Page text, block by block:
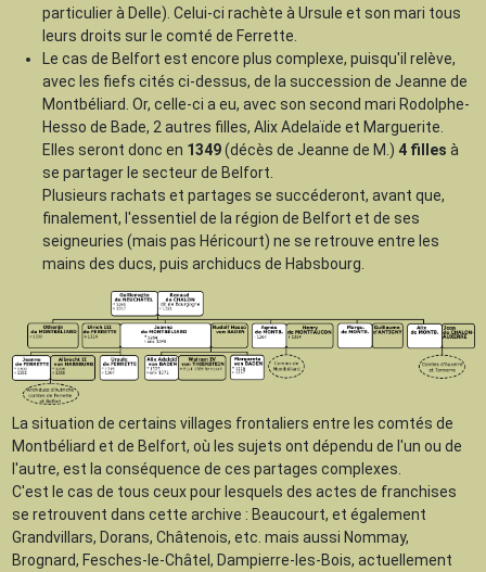
particulier à Delle). Celui-ci rachète à Ursule et son mari tous
leurs droits sur le comté de Ferrette.
Le cas de Belfort est encore plus complexe, puisqu'il relève,
avec les fiefs cités ci-dessus, de la succession de Jeanne de
Montbéliard. Or, celle-ci a eu, avec son second mari Rodolphe-
Hesso de Bade, 2 autres filles, Alix Adelaïde et Marguerite.
Elles seront donc en 1349(décès de Jeanne de M.) 4 filles à
se partager le secteur de Belfort.
Plusieurs rachats et partages se succéderont, avant que,
finalement, l'essentiel de la région de Belfort et de ses
seigneuries (mais pas Héricourt) ne se retrouve entre les
mains des ducs, puis archiducs de Habsbourg.
La situation de certains villages frontaliers entre les comtés de
Montbéliard et de Belfort, où les sujets ont dépendu de l'un ou de
l'autre, est la conséquence de ces partages complexes.
C'est le cas de tous ceux pour lesquels des actes de franchises
se retrouvent dans cette archive : Beaucourt, et également
Grandvillars, Dorans, Châtenois, etc. mais aussi Nommay,
Brognard, Fesches-le-Châtel, Dampierre-les-Bois, actuellement